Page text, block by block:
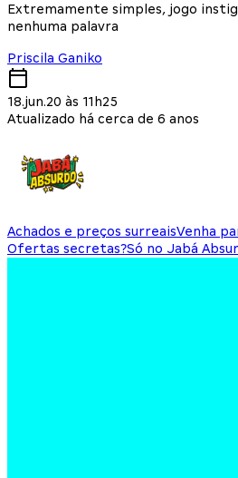
Extremamente simples, jogo
nenhuma palavra
Priscila Ganiko
18.jun.20 às 11h25
Atualizado há cerca de 6 anos
Achados e preços surreaisVenha
Ofertas secretas?Só no Jabá